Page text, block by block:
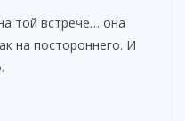
той встрече… она
на постороннего. И